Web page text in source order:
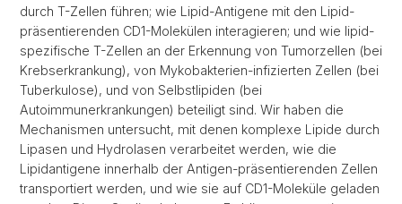
durch T-Zellen führen; wie Lipid-Antigene mit den Lipid-
präsentierenden CD1-Molekülen interagieren; und wie lipid-
spezifische T-Zellen an der Erkennung von Tumorzellen (bei
Krebserkrankung), von Mykobakterien-infizierten Zellen (bei
Tuberkulose), und von Selbstlipiden (bei
Autoimmunerkrankungen) beteiligt sind. Wir haben die
Mechanismen untersucht, mit denen komplexe Lipide durch
Lipasen und Hydrolasen verarbeitet werden, wie die
Lipidantigene innerhalb der Antigen-präsentierenden Zellen
transportiert werden, und wie sie auf CD1-Moleküle geladen